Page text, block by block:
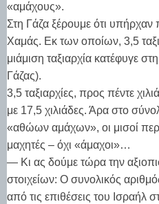
«αμάχους».
Στη Γάζα ξέρουμε ότι υπήρχαν
Χαμάς. Εκ των οποίων, 3,5
μιάμιση ταξιαρχία κατέφυγε
Γάζας).
3,5 ταξιαρχίες, προς πέντε
με 17,5 χιλιάδες. Άρα στο
«αθώων αμάχων», οι μισοί
μαχητές – όχι «άμαχοι»…
— Κι ας δούμε τώρα την
στοιχείων: Ο συνολικός
από τις επιθέσεις του Ισραήλ